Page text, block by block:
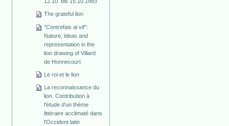
The grateful lion
"Contrefais al vif":
Nature, ideas and
representation in the
lion drawing of Villard
de Honnecourt
Le roi et le lion
La reconnaissance du
lion. Contribution à
l'étude d'un thème
littéraire acclimaté dans
l'Occident latin